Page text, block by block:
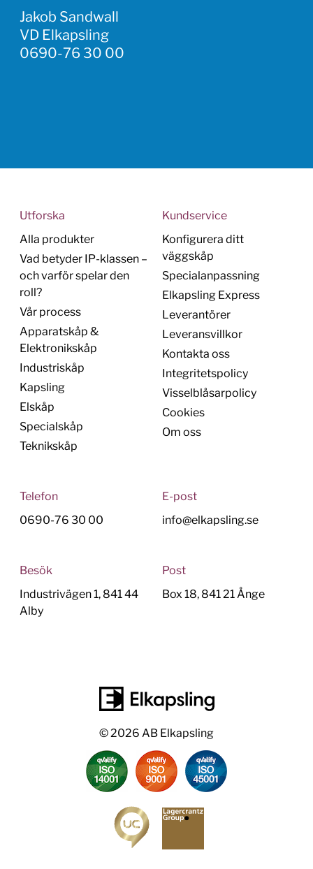
Jakob Sandwall
VD Elkapsling
0690-76 30 00
Utforska
Alla produkter
Vad betyder IP-klassen –
och varför spelar den
roll?
Vår process
Apparatskåp &
Elektronikskåp
Industriskåp
Kapsling
Elskåp
Specialskåp
Teknikskåp
Kundservice
Konfigurera ditt
väggskåp
Specialanpassning
Elkapsling Express
Leverantörer
Leveransvillkor
Kontakta oss
Integritetspolicy
Visselblåsarpolicy
Cookies
Om oss
Telefon
0690-76 30 00
E-post
info@elkapsling.se
Besök
Industrivägen 1, 841 44
Alby
Post
Box 18, 841 21 Ånge
© 2026 AB Elkapsling